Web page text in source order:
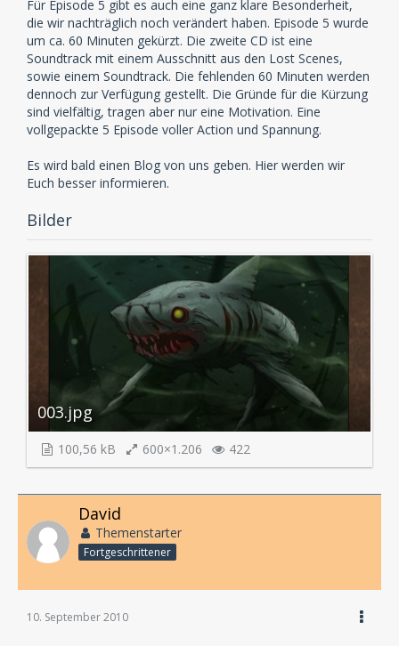
Für Episode 5 gibt es auch eine ganz klare Besonderheit,
die wir nachträglich noch verändert haben. Episode 5 wurde
um ca. 60 Minuten gekürzt. Die zweite CD ist eine
Soundtrack mit einem Ausschnitt aus den Lost Scenes,
sowie einem Soundtrack. Die fehlenden 60 Minuten werden
dennoch zur Verfügung gestellt. Die Gründe für die Kürzung
sind vielfältig, tragen aber nur eine Motivation. Eine
vollgepackte 5 Episode voller Action und Spannung.
Es wird bald einen Blog von uns geben. Hier werden wir
Euch besser informieren.
Bilder
003.jpg
100,56 kB 600×1.206 422
David
Themenstarter
Fortgeschrittener
10. September 2010